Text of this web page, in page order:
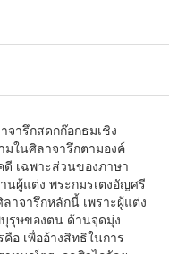
ารึกสดกก๊อกธมเชิง
ในศิลาจารึกตามองค์
เฉพาะส่วนของภาษา
ผู้แต่ง พระกมรเตงอัญศรี
าจารึกหลักนี้ เพราะผู้แต่ง
รุษของตน ด้านจุดมุ่ง
อ เพื่ออ้างสิทธิในการ